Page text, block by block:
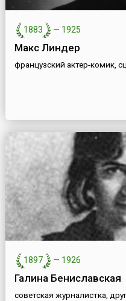
1883 — 1925
Макс Линдер
французский актер-комик,
1897 — 1926
Галина Бениславская
советская журналистка,